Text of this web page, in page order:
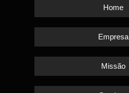
Home
Empresa
Missão